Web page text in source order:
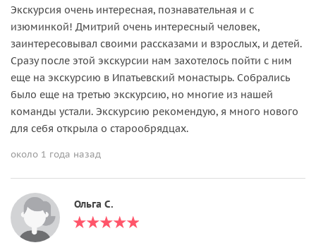
Экскурсия очень интересная, познавательная и с
изюминкой! Дмитрий очень интересный человек,
заинтересовывал своими рассказами и взрослых, и детей.
Сразу после этой экскурсии нам захотелось пойти с ним
еще на экскурсию в Ипатьевский монастырь. Собрались
было еще на третью экскурсию, но многие из нашей
команды устали. Экскурсию рекомендую, я много нового
для себя открыла о старообрядцах.
около 1 года назад
Ольга С.